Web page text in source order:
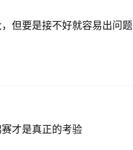
但要是接不好就容易出问题
才是真正的考验